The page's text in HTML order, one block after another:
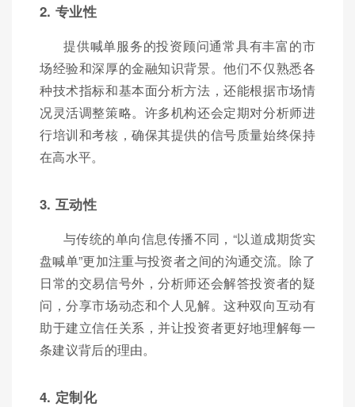
2. 专业性
提供喊单服务的投资顾问通常具有丰富的市
场经验和深厚的金融知识背景。他们不仅熟悉各
种技术指标和基本面分析方法，还能根据市场情
况灵活调整策略。许多机构还会定期对分析师进
行培训和考核，确保其提供的信号质量始终保持
在高水平。
3. 互动性
与传统的单向信息传播不同，“以道成期货实
盘喊单”更加注重与投资者之间的沟通交流。除了
日常的交易信号外，分析师还会解答投资者的疑
问，分享市场动态和个人见解。这种双向互动有
助于建立信任关系，并让投资者更好地理解每一
条建议背后的理由。
4. 定制化